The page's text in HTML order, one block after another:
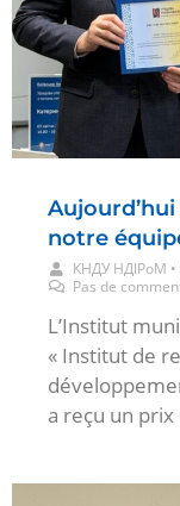
notre
КНДУ НДІРоМ •
Pas de
L’Institut
« Institut de
a reçu un